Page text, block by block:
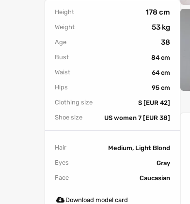
Height 178 cm
Weight 53 kg
Age 38
Bust
84 cm
Waist
64 cm
Hips
95 cm
Clothing size
S [EUR 42]
Shoe size
US women 7 [EUR 38]
Hair
Medium, Light Blond
Eyes
Gray
Face
Caucasian
Download model card